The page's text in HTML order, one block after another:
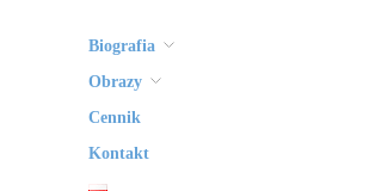
Biografia
Obrazy
Cennik
Kontakt